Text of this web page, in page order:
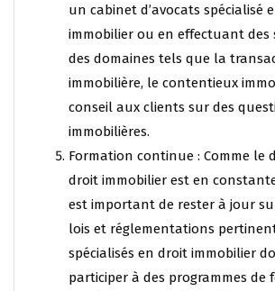
un cabinet d’avocats spécialisé
immobilier ou en effectuant des
des domaines tels que la
immobilière, le contentieux
conseil aux clients sur des
immobilières.
Formation continue : Comme le
droit immobilier est en
est important de rester à jour
lois et réglementations
spécialisés en droit immobilier
participer à des programmes de